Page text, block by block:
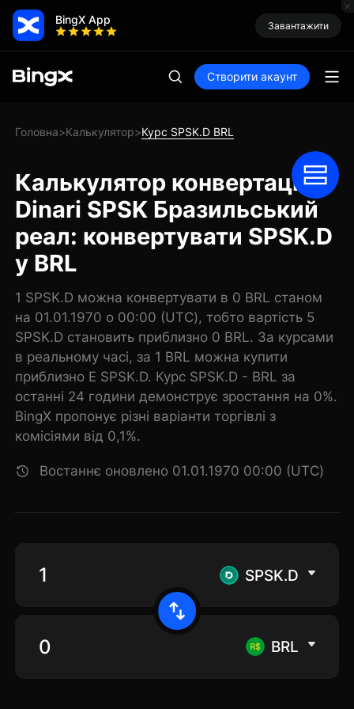
BingX App Завантажити
Створити акаунт
Головна>Калькулятор>Курс SPSK.D BRL
Калькулятор конвертації
Dinari SPSK Бразильський
реал: конвертувати SPSK.D
у BRL
1 SPSK.D можна конвертувати в 0 BRL станом
на 01.01.1970 о 00:00 (UTC), тобто вартість 5
SPSK.D становить приблизно 0 BRL. За курсами
в реальному часі, за 1 BRL можна купити
приблизно E SPSK.D. Курс SPSK.D - BRL за
останні 24 години демонструє зростання на 0%.
BingX пропонує різні варіанти торгівлі з
комісіями від 0,1%.
Востаннє оновлено 01.01.1970 00:00 (UTC)
SPSK.D
BRL